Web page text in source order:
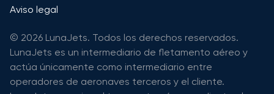
Aviso legal
© 2026 LunaJets. Todos los derechos reservados.
LunaJets es un intermediario de fletamento aéreo y
actúa únicamente como intermediario entre
operadores de aeronaves terceros y el cliente.